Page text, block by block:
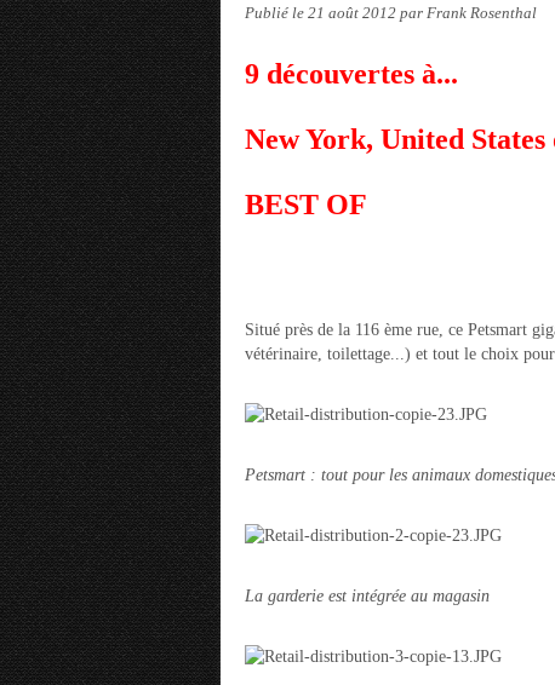
Publié le 21 août 2012 par Frank Rosenthal
9 découvertes à...
New York, United
BEST OF
Situé près de la 116 ème rue, ce Petsmart
vétérinaire, toilettage...) et tout le choix
Petsmart : tout pour les animaux
La garderie est intégrée au magasin